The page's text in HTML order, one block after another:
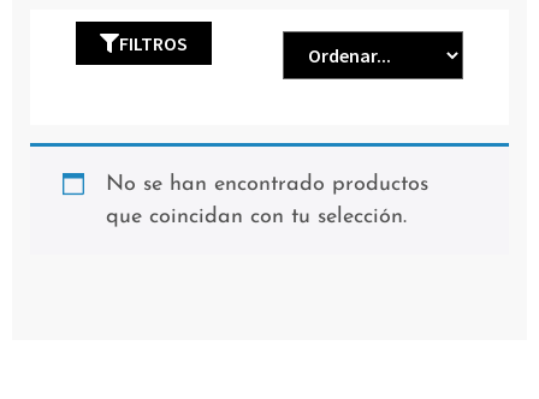
FILTROS
No se han encontrado productos
que coincidan con tu selección.